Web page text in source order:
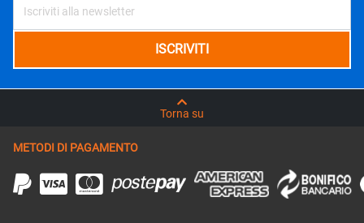
Torna su
METODI DI PAGAMENTO